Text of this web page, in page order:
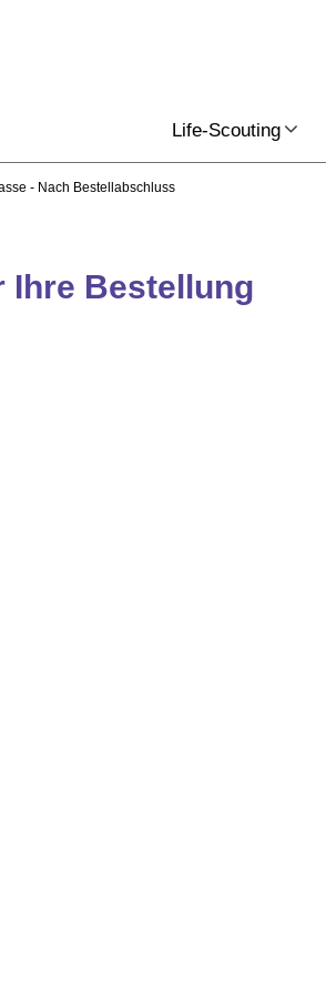
Life-Scouting
- Nach Bestellabschluss
Ihre Bestellung